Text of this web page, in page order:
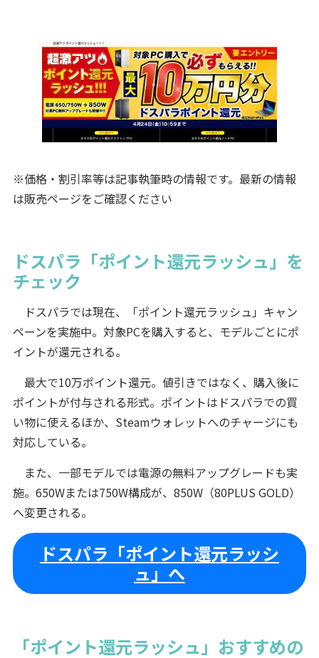
※価格・割引率等は記事執筆時の情報です。最新の情報
は販売ページをご確認ください
ドスパラ「ポイント還元ラッシュ」を
チェック
ドスパラでは現在、「ポイント還元ラッシュ」キャン
ペーンを実施中。対象PCを購入すると、モデルごとにポ
イントが還元される。
最大で10万ポイント還元。値引きではなく、購入後に
ポイントが付与される形式。ポイントはドスパラでの買
い物に使えるほか、Steamウォレットへのチャージにも
対応している。
また、一部モデルでは電源の無料アップグレードも実
施。650Wまたは750W構成が、850W（80PLUS GOLD）
へ変更される。
ドスパラ「ポイント還元ラッシ
ュ」へ
「ポイント還元ラッシュ」おすすめの